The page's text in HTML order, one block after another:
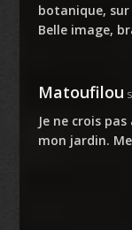
botanique,
Belle image,
Matoufilou
Je ne crois
mon jardin.